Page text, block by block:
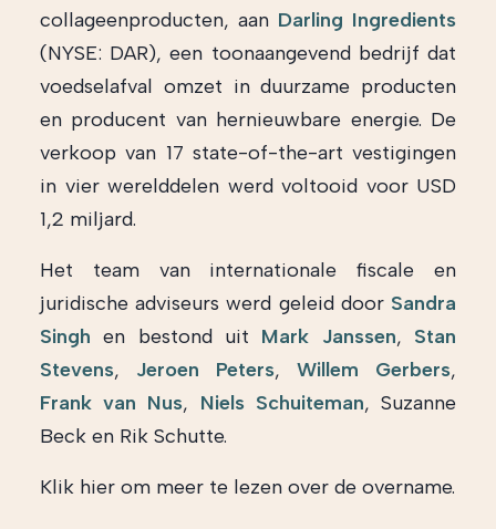
collageenproducten, aan Darling Ingredients
(NYSE: DAR), een toonaangevend bedrijf dat
voedselafval omzet in duurzame producten
en producent van hernieuwbare energie. De
verkoop van 17 state-of-the-art vestigingen
in vier werelddelen werd voltooid voor USD
1,2 miljard.
Het team van internationale fiscale en
juridische adviseurs werd geleid door Sandra
Singh en bestond uit Mark Janssen, Stan
Stevens, Jeroen Peters, Willem Gerbers,
Frank van Nus, Niels Schuiteman, Suzanne
Beck en Rik Schutte.
Klik hier om meer te lezen over de overname.